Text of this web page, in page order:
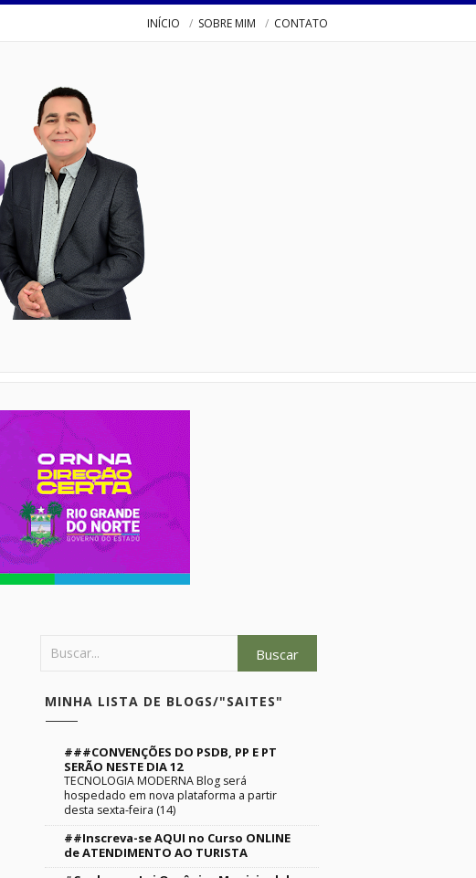
INÍCIO SOBRE MIM CONTATO
MINHA LISTA DE BLOGS/"SAITES"
###CONVENÇÕES DO PSDB, PP E PT
SERÃO NESTE DIA 12
TECNOLOGIA MODERNA Blog será
hospedado em nova plataforma a partir
desta sexta-feira (14)
##Inscreva-se AQUI no Curso ONLINE
de ATENDIMENTO AO TURISTA